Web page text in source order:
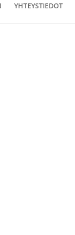
YHTEYSTIEDOT